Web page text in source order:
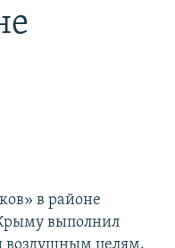
в районе
выполнил